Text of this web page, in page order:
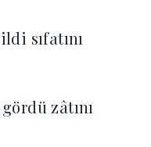
sıfatını
zâtını